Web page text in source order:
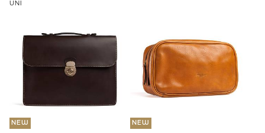
UNI
NEW NEW